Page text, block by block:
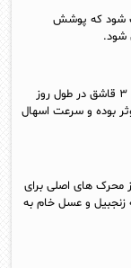
شود که پوشش
شود.
استفاده از دانه های کتان و تخم شربتی در حدود ۲ الی ۳ قاشق در طول روز
بوده و سرعت اسهال
محرک های اصلی برای
زنجبیل و عسل خام به